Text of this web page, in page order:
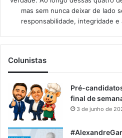
mas sem nunca deixar de lado
responsabilidade, integridade e
Colunistas
Pré-
final de
3 de junho de